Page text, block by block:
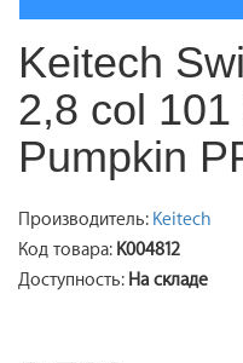
Keitech
2,8 col 101
Pumpkin
Производитель: Keitech
Код товара: K004812
Доступность: На складе